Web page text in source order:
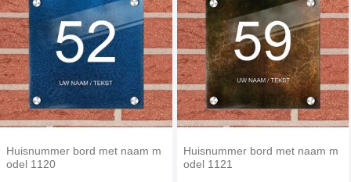
Huisnummer bord met naam m
odel 1120
Huisnummer bord met naam m
odel 1121